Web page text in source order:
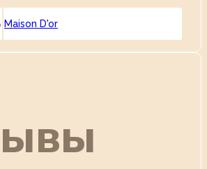
Maison D'or